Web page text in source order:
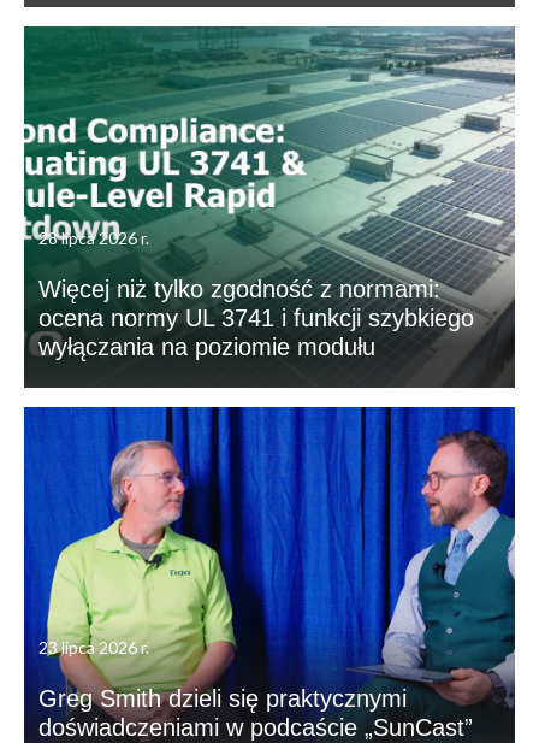
28 lipca 2026 r.
Więcej niż tylko zgodność z normami:
ocena normy UL 3741 i funkcji szybkiego
wyłączania na poziomie modułu
23 lipca 2026 r.
Greg Smith dzieli się praktycznymi
doświadczeniami w podcaście „SunCast”